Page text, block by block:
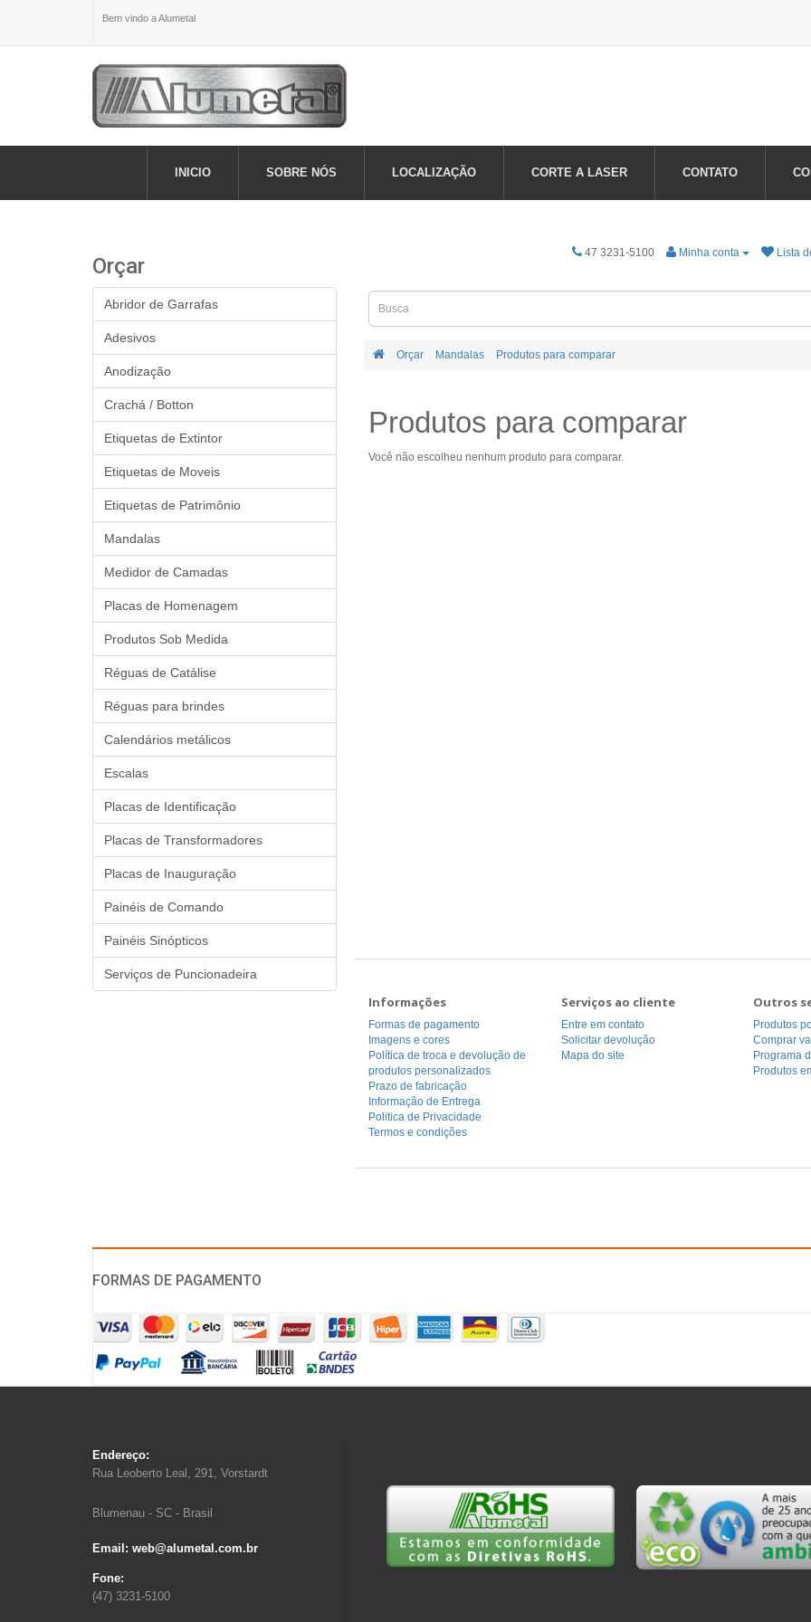
Bem vindo a Alumetal
INICIO SOBRE NÓS LOCALIZAÇÃO CORTE A LASER CONTATO
47 3231-5100 Minha conta Lista
Orçar Mandalas Produtos para comparar
Produtos para comparar
Você não escolheu nenhum produto para comparar.
Informações
Formas de pagamento
Imagens e cores
Política de troca e devolução de
produtos personalizados
Prazo de fabricação
Informação de Entrega
Politica de Privacidade
Termos e condições
Serviços ao cliente
Entre em contato
Solicitar devolução
Mapa do site
Outros
Produtos
Comprar
Programa
Produtos
Orçar
Abridor de Garrafas
Adesivos
Anodização
Crachá / Botton
Etiquetas de Extintor
Etiquetas de Moveis
Etiquetas de Patrimônio
Mandalas
Medidor de Camadas
Placas de Homenagem
Produtos Sob Medida
Réguas de Catálise
Réguas para brindes
Calendários metálicos
Escalas
Placas de Identificação
Placas de Transformadores
Placas de Inauguração
Painéis de Comando
Painéis Sinópticos
Serviços de Puncionadeira
FORMAS DE PAGAMENTO
Endereço:
Rua Leoberto Leal, 291, Vorstardt
Blumenau - SC - Brasil
Email: web@alumetal.com.br
Fone:
(47) 3231-5100